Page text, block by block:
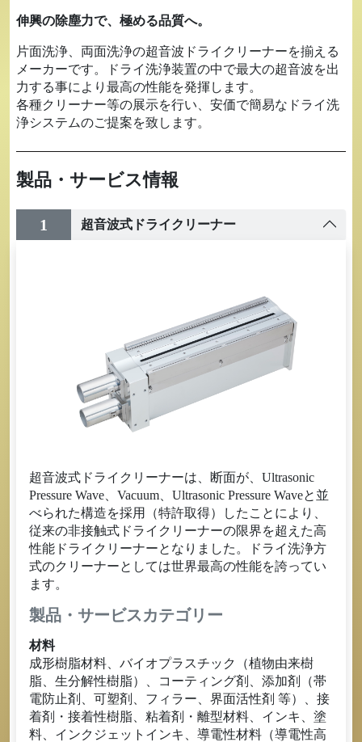
伸興の除塵力で、極める品質へ。
片面洗浄、両面洗浄の超音波ドライクリーナーを揃える
メーカーです。ドライ洗浄装置の中で最大の超音波を出
力する事により最高の性能を発揮します。
各種クリーナー等の展示を行い、安価で簡易なドライ洗
浄システムのご提案を致します。
製品・サービス情報
1 超音波式ドライクリーナー
超音波式ドライクリーナーは、断面が、Ultrasonic
Pressure Wave、Vacuum、Ultrasonic Pressure Waveと並
べられた構造を採用（特許取得）したことにより、
従来の非接触式ドライクリーナーの限界を超えた高
性能ドライクリーナーとなりました。ドライ洗浄方
式のクリーナーとしては世界最高の性能を誇ってい
ます。
製品・サービスカテゴリー
材料
成形樹脂材料、バイオプラスチック（植物由来樹
脂、生分解性樹脂）、コーティング剤、添加剤（帯
電防止剤、可塑剤、フィラー、界面活性剤 等）、接
着剤・接着性樹脂、粘着剤・離型材料、インキ、塗
料、インクジェットインキ、導電性材料（導電性高